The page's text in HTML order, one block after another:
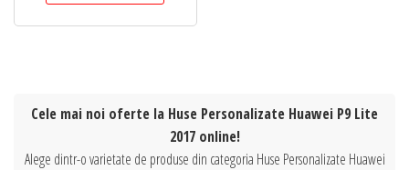
Cele mai noi oferte la Huse Personalizate Huawei P9 Lite
2017 online!
Alege dintr-o varietate de produse din categoria Huse Personalizate Huawei